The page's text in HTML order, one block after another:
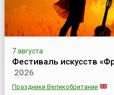
7 августа
Фестиваль искусств
2026
Праздники Великобритании